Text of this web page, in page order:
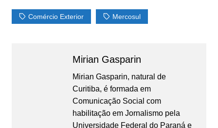
Comércio Exterior Mercosul
Mirian Gasparin
Mirian Gasparin, natural de
Curitiba, é formada em
Comunicação Social com
habilitação em Jornalismo pela
Universidade Federal do Paraná e